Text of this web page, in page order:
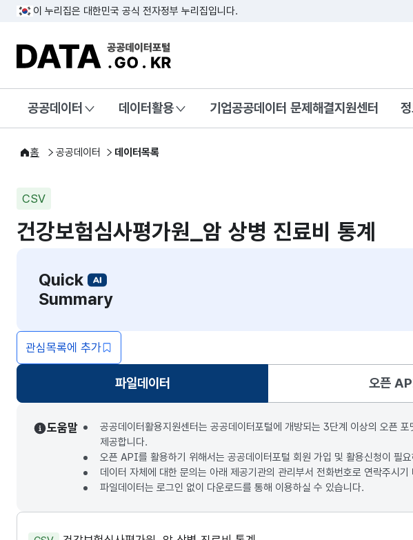
이 누리집은 대한민국 공식 전자정부 누리집입니다.
DATA.GO.KR 공공데이터포털
공공데이터 데이터활용 기업공공데이터 문제해결지원센터
홈 공공데이터 데이터목록
CSV
건강보험심사평가원_암 상병 진료비 통계
Quick
Summary
관심목록에 추가
파일데이터
선택됨
오픈
도움말
공공데이터활용지원센터는 공공데이터포털에 개방되는 3단계 이상의 오픈
제공합니다.
오픈 API를 활용하기 위해서는 공공데이터포털 회원 가입 및 활용신청이 필
데이터 자체에 대한 문의는 아래 제공기관의 관리부서 전화번호로 연락주시기
파일데이터는 로그인 없이 다운로드를 통해 이용하실 수 있습니다.